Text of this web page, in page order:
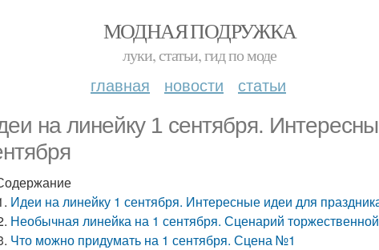
МОДНАЯ ПОДРУЖКА
луки, статьи, гид по моде
главная новости статьи
на линейку 1 сентября.
Идеи на линейку 1 сентября. Интересные идеи для
Необычная линейка на 1 сентября. Сценарий
Что можно придумать на 1 сентября. Сцена №1